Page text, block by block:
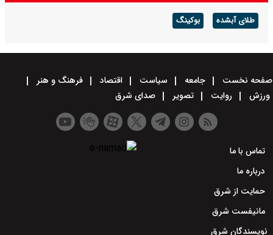
طلای آبشده بوکینگ
صفحه نخست جامعه سیاست اقتصاد
فرهنگ و هنر
ورزش
روایت تصویر صدای شرق
تماس با ما
درباره ما
حمایت از شرق
مانیفست شرق
نویسندگان شرق